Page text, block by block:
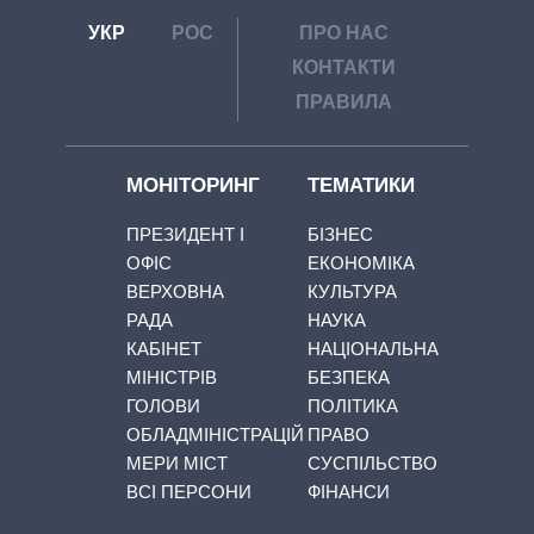
УКР РОС
ПРО НАС
КОНТАКТИ
ПРАВИЛА
МОНІТОРИНГ
ПРЕЗИДЕНТ І
ОФІС
ВЕРХОВНА
РАДА
КАБІНЕТ
МІНІСТРІВ
ГОЛОВИ
ОБЛАДМІНІСТРАЦІЙ
МЕРИ МІСТ
ВСІ ПЕРСОНИ
ТЕМАТИКИ
БІЗНЕС
ЕКОНОМІКА
КУЛЬТУРА
НАУКА
НАЦІОНАЛЬНА
БЕЗПЕКА
ПОЛІТИКА
ПРАВО
СУСПІЛЬСТВО
ФІНАНСИ